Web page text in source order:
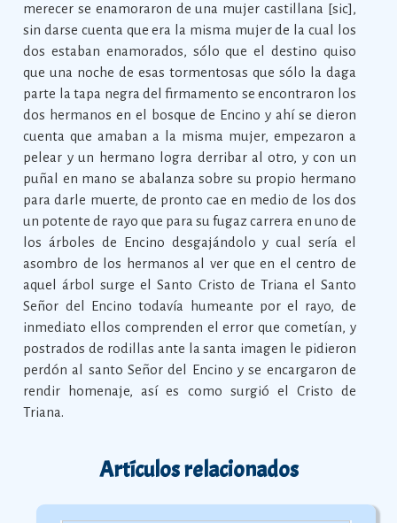
merecer se enamoraron de una mujer castillana [sic],
sin darse cuenta que era la misma mujer de la cual los
dos estaban enamorados, sólo que el destino quiso
que una noche de esas tormentosas que sólo la daga
parte la tapa negra del firmamento se encontraron los
dos hermanos en el bosque de Encino y ahí se dieron
cuenta que amaban a la misma mujer, empezaron a
pelear y un hermano logra derribar al otro, y con un
puñal en mano se abalanza sobre su propio hermano
para darle muerte, de pronto cae en medio de los dos
un potente de rayo que para su fugaz carrera en uno de
los árboles de Encino desgajándolo y cual sería el
asombro de los hermanos al ver que en el centro de
aquel árbol surge el Santo Cristo de Triana el Santo
Señor del Encino todavía humeante por el rayo, de
inmediato ellos comprenden el error que cometían, y
postrados de rodillas ante la santa imagen le pidieron
perdón al santo Señor del Encino y se encargaron de
rendir homenaje, así es como surgió el Cristo de
Triana.
Artículos relacionados